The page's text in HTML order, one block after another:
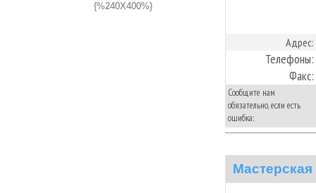
{%240X400%}
Адрес:
Телефоны:
Факс:
Сообщите нам
обязательно, если есть
ошибка: